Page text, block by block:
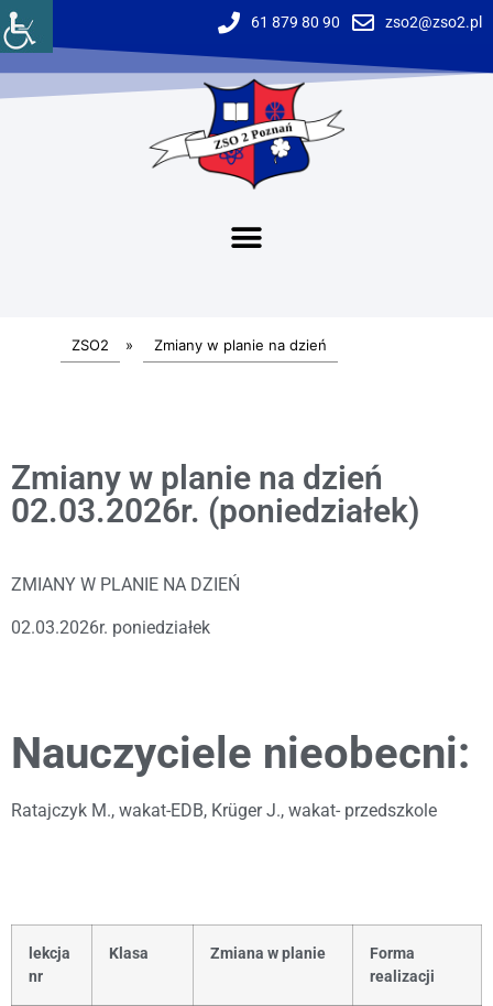
61 879 80 90 zso2@zso2.pl
ZSO2 » Zmiany w planie na dzień
Zmiany w planie na dzień
02.03.2026r. (poniedziałek)
ZMIANY W PLANIE NA DZIEŃ
02.03.2026r. poniedziałek
Nauczyciele nieobecni:
Ratajczyk M., wakat-EDB, Krüger J., wakat- przedszkole
lekcja
nr
Klasa Zmiana w planie
Forma
realizacji